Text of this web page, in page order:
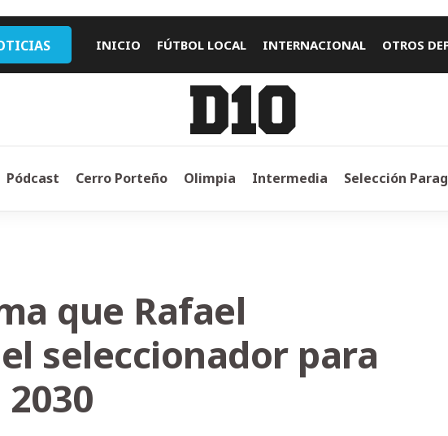
INICIO FÚTBOL LOCAL INTERNACIONAL OTROS
Pódcast Cerro Porteño Olimpia Intermedia Selección
que Rafael
seleccionador para